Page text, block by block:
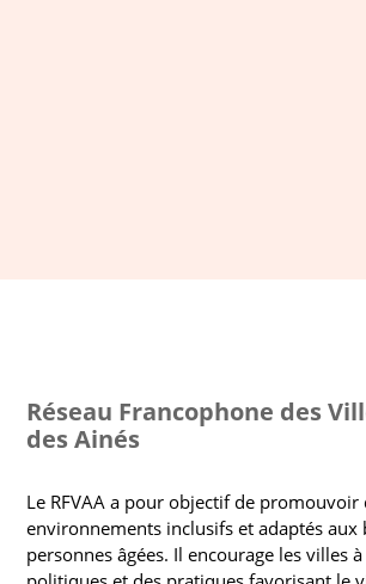
Réseau Francophone des
des Ainés
Le RFVAA a pour objectif de promouvoir
environnements inclusifs et adaptés aux
personnes âgées. Il encourage les villes